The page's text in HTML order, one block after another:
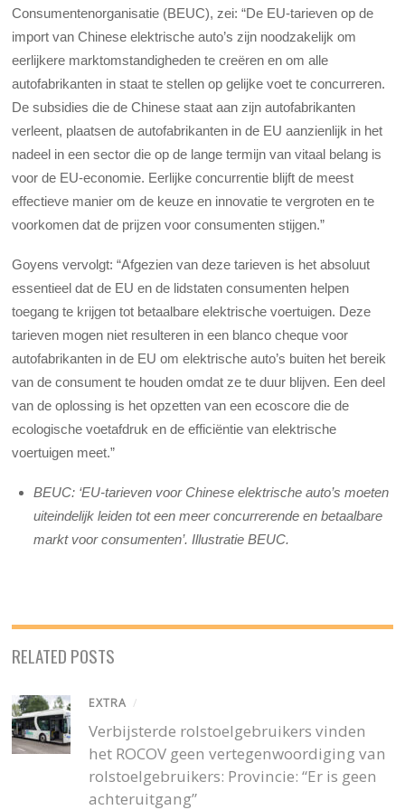
Consumentenorganisatie (BEUC), zei: “De EU-tarieven op de
import van Chinese elektrische auto’s zijn noodzakelijk om
eerlijkere marktomstandigheden te creëren en om alle
autofabrikanten in staat te stellen op gelijke voet te concurreren.
De subsidies die de Chinese staat aan zijn autofabrikanten
verleent, plaatsen de autofabrikanten in de EU aanzienlijk in het
nadeel in een sector die op de lange termijn van vitaal belang is
voor de EU-economie. Eerlijke concurrentie blijft de meest
effectieve manier om de keuze en innovatie te vergroten en te
voorkomen dat de prijzen voor consumenten stijgen.”
Goyens vervolgt: “Afgezien van deze tarieven is het absoluut
essentieel dat de EU en de lidstaten consumenten helpen
toegang te krijgen tot betaalbare elektrische voertuigen. Deze
tarieven mogen niet resulteren in een blanco cheque voor
autofabrikanten in de EU om elektrische auto’s buiten het bereik
van de consument te houden omdat ze te duur blijven. Een deel
van de oplossing is het opzetten van een ecoscore die de
ecologische voetafdruk en de efficiëntie van elektrische
voertuigen meet.”
BEUC: ‘EU-tarieven voor Chinese elektrische auto’s moeten
uiteindelijk leiden tot een meer concurrerende en betaalbare
markt voor consumenten’. Illustratie BEUC.
RELATED POSTS
EXTRA /
Verbijsterde rolstoelgebruikers vinden
het ROCOV geen vertegenwoordiging van
rolstoelgebruikers: Provincie: “Er is geen
achteruitgang”